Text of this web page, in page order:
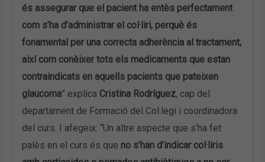
és assegurar que el pacient ha entès perfectament
com s’ha d’administrar el col·liri, perquè és
fonamental per una correcta adherència al tractament,
així com conèixer tots els medicaments que estan
contraindicats en aquells pacients que pateixen
glaucoma” explica Cristina Rodríguez, cap del
departament de Formació del Col·legi i coordinadora
del curs. I afegeix: “Un altre aspecte que s’ha fet
palès en el curs és que no s’han d’indicar col·liris